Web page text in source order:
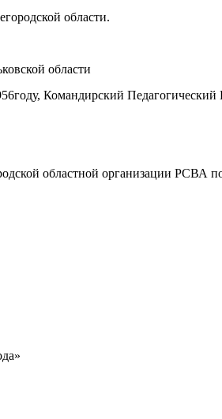
области.
области
Командирский Педагогический
областной организации РСВА